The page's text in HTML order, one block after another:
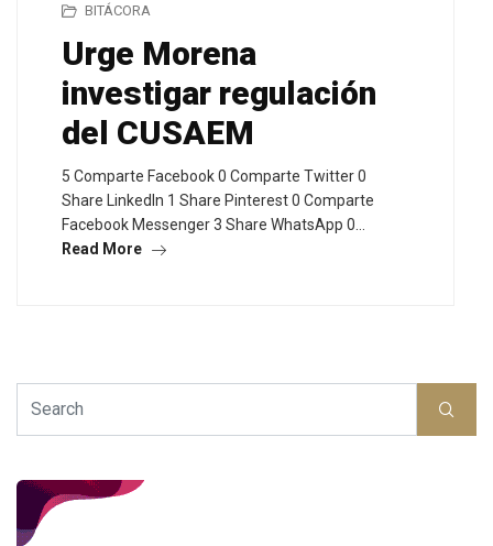
BITÁCORA
Urge Morena
investigar regulación
del CUSAEM
5 Comparte Facebook 0 Comparte Twitter 0
Share LinkedIn 1 Share Pinterest 0 Comparte
Facebook Messenger 3 Share WhatsApp 0…
Read More